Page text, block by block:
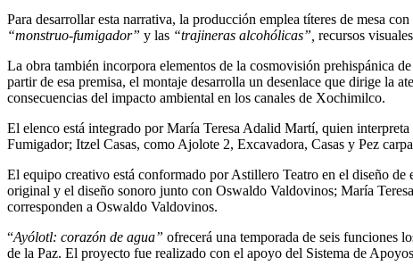
Para desarrollar esta narrativa, la producción emplea títeres de mesa
“monstruo-fumigador” y las “trajineras alcohólicas”, recursos
La obra también incorpora elementos de la cosmovisión prehispánica
partir de esa premisa, el montaje desarrolla un desenlace que dirige la
consecuencias del impacto ambiental en los canales de Xochimilco.
El elenco está integrado por María Teresa Adalid Martí, quien
Fumigador; Itzel Casas, como Ajolote 2, Excavadora, Casas y Pez
El equipo creativo está conformado por Astillero Teatro en el diseño
original y el diseño sonoro junto con Oswaldo Valdovinos; María
corresponden a Oswaldo Valdovinos.
“Ayólotl: corazón de agua” ofrecerá una temporada de seis funciones
de la Paz. El proyecto fue realizado con el apoyo del Sistema de